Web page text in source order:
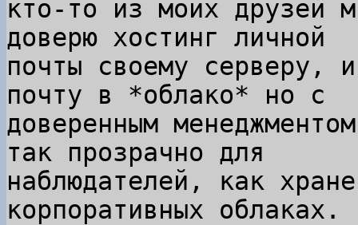
кто-то из моих друзей
доверю хостинг личной
почты своему серверу,
почту в *облако* но с
доверенным
так прозрачно для
наблюдателей, как
корпоративных облаках.